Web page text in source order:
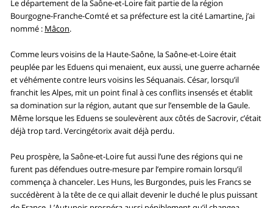
Le département de la Saône-et-Loire fait partie de la région
Bourgogne-Franche-Comté et sa préfecture est la cité Lamartine, j’ai
nommé : Mâcon.
Comme leurs voisins de la Haute-Saône, la Saône-et-Loire était
peuplée par les Eduens qui menaient, eux aussi, une guerre acharnée
et véhémente contre leurs voisins les Séquanais. César, lorsqu’il
franchit les Alpes, mit un point final à ces conflits insensés et établit
sa domination sur la région, autant que sur l’ensemble de la Gaule.
Même lorsque les Eduens se soulevèrent aux côtés de Sacrovir, c’était
déjà trop tard. Vercingétorix avait déjà perdu.
Peu prospère, la Saône-et-Loire fut aussi l’une des régions qui ne
furent pas défendues outre-mesure par l’empire romain lorsqu’il
commença à chanceler. Les Huns, les Burgondes, puis les Francs se
succédèrent à la tête de ce qui allait devenir le duché le plus puissant